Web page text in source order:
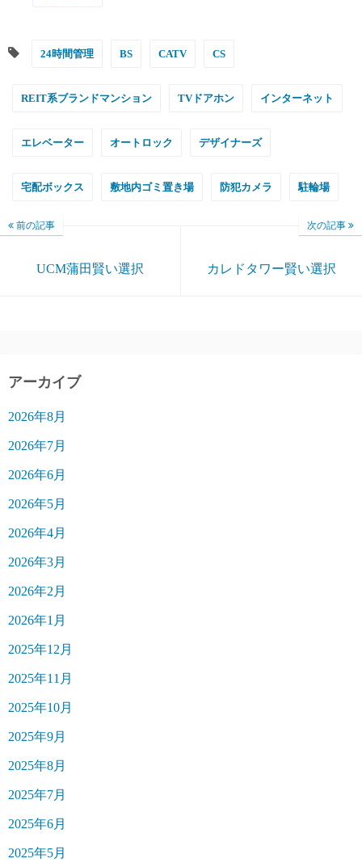
24時間管理 BS CATV CS
REIT系ブランドマンション TVドアホン インターネット
エレベーター オートロック デザイナーズ
宅配ボックス 敷地内ゴミ置き場 防犯カメラ 駐輪場
前の記事
UCM蒲田賢い選択
次の記事
カレドタワー賢い選択
アーカイブ
2026年8月
2026年7月
2026年6月
2026年5月
2026年4月
2026年3月
2026年2月
2026年1月
2025年12月
2025年11月
2025年10月
2025年9月
2025年8月
2025年7月
2025年6月
2025年5月